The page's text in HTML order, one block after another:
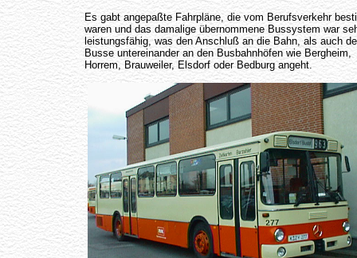
Es gabt angepaßte Fahrpläne, die vom Berufsverkehr
waren und das damalige übernommene Bussystem war
leistungsfähig, was den Anschluß an die Bahn, als auch
Busse untereinander an den Busbahnhöfen wie Bergheim,
Horrem, Brauweiler, Elsdorf oder Bedburg angeht.